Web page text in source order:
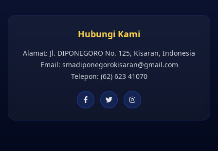
Hubungi Kami
Alamat: Jl. DIPONEGORO No. 125, Kisaran, Indonesia
Email: smadiponegorokisaran@gmail.com
Telepon: (62) 623 41070